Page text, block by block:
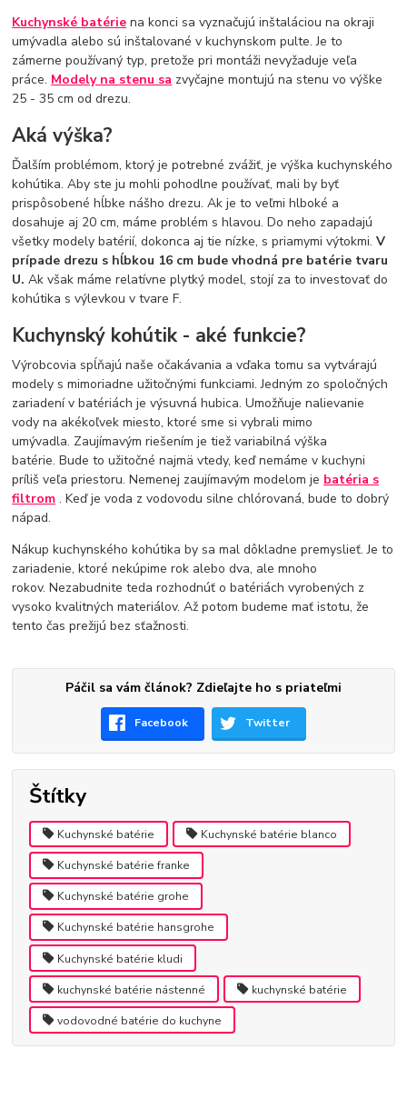
Kuchynské batérie na konci sa vyznačujú inštaláciou na okraji
umývadla alebo sú inštalované v kuchynskom pulte. Je to
zámerne používaný typ, pretože pri montáži nevyžaduje veľa
práce. Modely na stenu sa zvyčajne montujú na stenu vo výške
25 - 35 cm od drezu.
Aká výška?
Ďalším problémom, ktorý je potrebné zvážiť, je výška kuchynského
kohútika. Aby ste ju mohli pohodlne používať, mali by byť
prispôsobené hĺbke nášho drezu. Ak je to veľmi hlboké a
dosahuje aj 20 cm, máme problém s hlavou. Do neho zapadajú
všetky modely batérií, dokonca aj tie nízke, s priamymi výtokmi.V
prípade drezu s hĺbkou 16 cm bude vhodná pre batérie tvaru
U. Ak však máme relatívne plytký model, stojí za to investovať do
kohútika s výlevkou v tvare F.
Kuchynský kohútik - aké funkcie?
Výrobcovia spĺňajú naše očakávania a vďaka tomu sa vytvárajú
modely s mimoriadne užitočnými funkciami. Jedným zo spoločných
zariadení v batériách je výsuvná hubica. Umožňuje nalievanie
vody na akékoľvek miesto, ktoré sme si vybrali mimo
umývadla. Zaujímavým riešením je tiež variabilná výška
batérie. Bude to užitočné najmä vtedy, keď nemáme v kuchyni
príliš veľa priestoru. Nemenej zaujímavým modelom je batéria s
filtrom . Keď je voda z vodovodu silne chlórovaná, bude to dobrý
nápad.
Nákup kuchynského kohútika by sa mal dôkladne premyslieť. Je to
zariadenie, ktoré nekúpime rok alebo dva, ale mnoho
rokov. Nezabudnite teda rozhodnúť o batériách vyrobených z
vysoko kvalitných materiálov. Až potom budeme mať istotu, že
tento čas prežijú bez sťažnosti.
Páčil sa vám článok? Zdieľajte ho s priateľmi
Facebook Twitter
Štítky
Kuchynské batérie Kuchynské batérie blanco
Kuchynské batérie franke
Kuchynské batérie grohe
Kuchynské batérie hansgrohe
Kuchynské batérie kludi
kuchynské batérie nástenné kuchynské batérie
vodovodné batérie do kuchyne